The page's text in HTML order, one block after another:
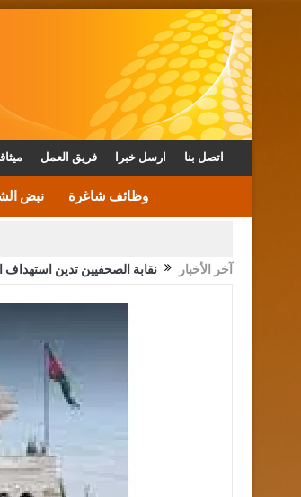
فريق العمل ارسل خبرا اتصل بنا
نبض وظائف شاغرة
الأمن يتلف 16 مليون حبة كبتاجون و1480 كغم
القاضي
الملك يتلقى اتصالا هاتفيا
آخر الأخبار نقابة الصحفيين تدين